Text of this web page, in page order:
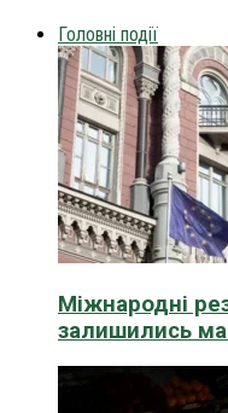
Головні події
Міжнародні
залишились